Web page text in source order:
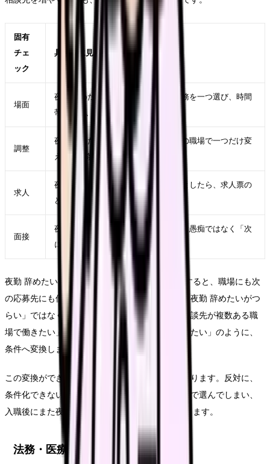
固有
チェ
ック
具体的に見ること
場面
夜勤 辞めたいが強くなった直近の勤務を一つ選び、時間
帯、相手、業務、体調を具体的に書く
調整
夜勤 辞めたいを軽くするために、今の職場で一つだけ変
えられる条件を決める
求人
夜勤 辞めたいが次の職場でも起きるとしたら、求人票の
どの項目に表れるかを考える
面接
夜勤 辞めたいを面接で説明するなら、愚痴ではなく「次
に重視したい条件」に言い換える
夜勤 辞めたいという言葉をそのまま退職理由にすると、職場にも次
の応募先にも伝わりにくくなります。たとえば「夜勤 辞めたいがつ
らい」ではなく、「夜勤回数を減らしたい」「相談先が複数ある職
場で働きたい」「教育の段階が明確な環境を選びたい」のように、
条件へ変換します。
この変換ができると、求人を見る時の精度が上がります。反対に、
条件化できないまま応募すると、給与や通勤だけで選んでしまい、
入職後にまた夜勤 辞めたいが再燃することがあります。
法務・医療広告・求人広告上の注意